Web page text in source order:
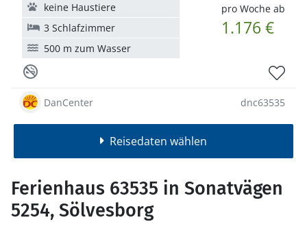
pro Woche ab
1.176 €
keine Haustiere
3 Schlafzimmer
500 m zum Wasser
DanCenter dnc63535
Reisedaten wählen
Ferienhaus 63535 in Sonatvägen
5254, Sölvesborg